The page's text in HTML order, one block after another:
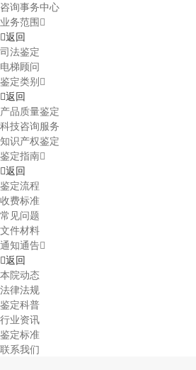
咨询事务中心
业务范围
返回
司法鉴定
电梯顾问
鉴定类别
返回
产品质量鉴定
科技咨询服务
知识产权鉴定
鉴定指南
返回
鉴定流程
收费标准
常见问题
文件材料
通知通告
返回
本院动态
法律法规
鉴定科普
行业资讯
鉴定标准
联系我们